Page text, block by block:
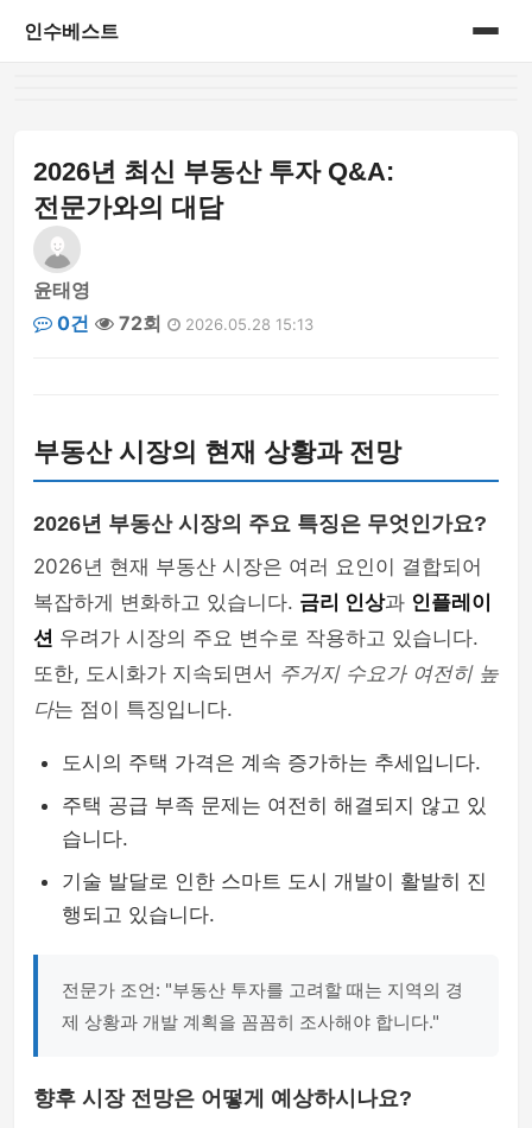
인수베스트
2026년 최신 부동산 투자 Q&A:
전문가와의 대담
윤태영
0건
72회 2026.05.28 15:13
부동산 시장의 현재 상황과 전망
2026년 부동산 시장의 주요 특징은 무엇인가요?
2026년 현재 부동산 시장은 여러 요인이 결합되어
복잡하게 변화하고 있습니다. 금리 인상과 인플레이
션 우려가 시장의 주요 변수로 작용하고 있습니다.
또한, 도시화가 지속되면서 주거지 수요가 여전히 높
다는 점이 특징입니다.
도시의 주택 가격은 계속 증가하는 추세입니다.
주택 공급 부족 문제는 여전히 해결되지 않고 있
습니다.
기술 발달로 인한 스마트 도시 개발이 활발히 진
행되고 있습니다.
전문가 조언: "부동산 투자를 고려할 때는 지역의 경
제 상황과 개발 계획을 꼼꼼히 조사해야 합니다."
향후 시장 전망은 어떻게 예상하시나요?